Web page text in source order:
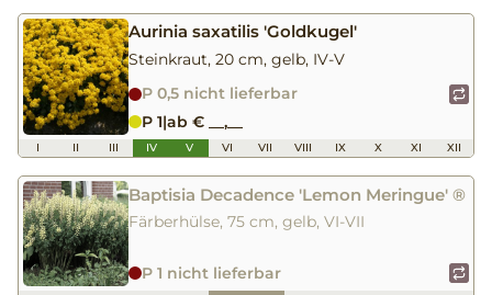
Aurinia saxatilis 'Goldkugel'
Steinkraut, 20 cm, gelb, IV-V
P 0,5 nicht lieferbar
P 1|ab € __,__
I II III IV V VI VII VIII IX X XI XII
Baptisia Decadence 'Lemon Meringue' ®
Färberhülse, 75 cm, gelb, VI-VII
P 1 nicht lieferbar